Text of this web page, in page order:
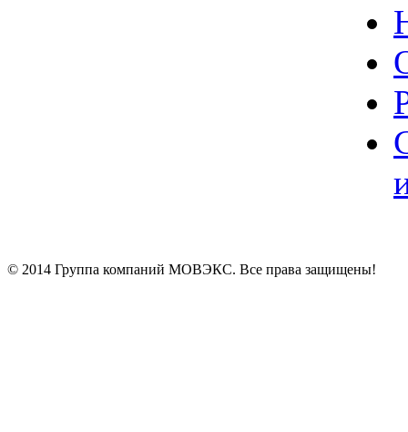
© 2014 Группа компаний МОВЭКС. Все права защищены!